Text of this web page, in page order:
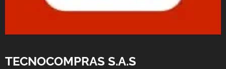
TECNOCOMPRAS S.A.S